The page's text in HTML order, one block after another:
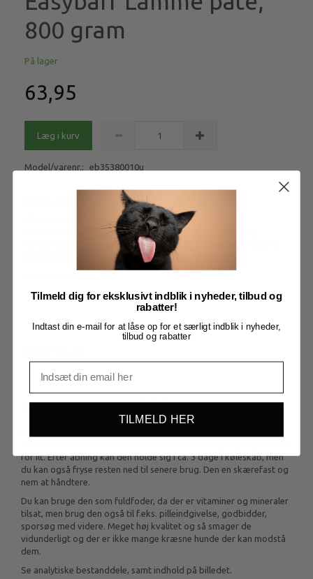
800 gram
På lager
63,95
Læg i kurv
Model/varenr.: eb35380010u
8% RABAT VED KØB AF 20 STK PATÉ
12% RABAT VED KØB AF 40 STK PATÉ (ELLER FLERE)
OPNÅ OGSÅ MÆNGDERABAT NÅR DU MIXER MED ANDRE
VARIANTER AF EASY BARF PATÈ
Lamme paté, 800 gram
for ilt. Efter åbning kan den holde sig i ca. 3 dage i køleskab, men
du kan også fryse resten ned til senere brug. Den en skærefast og
nem at håndtere.
Du kan bruge den som fuldfoder, da der er vitaminer og mineraler
tilsat, men brug den også til f.eks. pilleindgivelse, godbidder,
sporsøg med videre. Meget høj kvalitet og så smager de
vidunderligt og der er ikke mange kræsne hunde der kan modstå
dem.
Se analytiske bestanddele, samt indhold på billedet.
Tilmeld dig for eksklusivt indblik i nyheder, tilbud og
rabatter!
Indtast din e-mail for at låse op for et særligt indblik i nyheder,
tilbud og rabatter
TILMELD HER